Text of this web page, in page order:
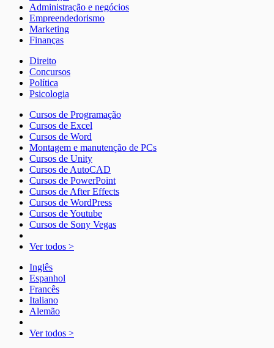
Administração e negócios
Empreendedorismo
Marketing
Finanças
Direito
Concursos
Política
Psicologia
Cursos de Programação
Cursos de Excel
Cursos de Word
Montagem e manutenção de PCs
Cursos de Unity
Cursos de AutoCAD
Cursos de PowerPoint
Cursos de After Effects
Cursos de WordPress
Cursos de Youtube
Cursos de Sony Vegas
Ver todos >
Inglês
Espanhol
Francês
Italiano
Alemão
Ver todos >